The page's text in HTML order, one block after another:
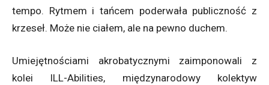
tempo. Rytmem i tańcem poderwała publiczność z
krzeseł. Może nie ciałem, ale na pewno duchem.
Umiejętnościami akrobatycznymi zaimponowali z
kolei ILL-Abilities, międzynarodowy kolektyw